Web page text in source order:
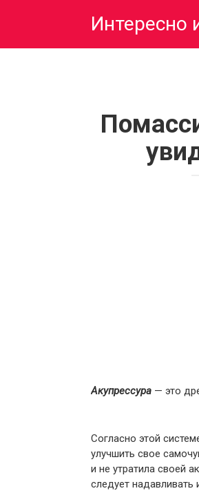
Интересно
Акупрессура — это
Согласно этой
улучшить свое
и не утратила своей
следует надавливать